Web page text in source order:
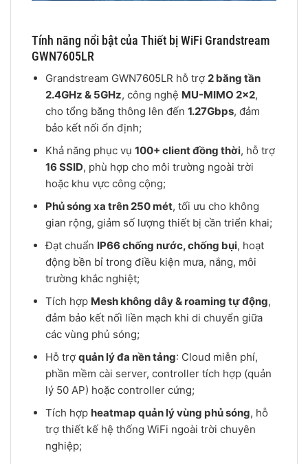
Tính năng nổi bật của Thiết bị WiFi Grandstream
GWN7605LR
Grandstream GWN7605LR hỗ trợ 2 băng tần
2.4GHz & 5GHz, công nghệ MU-MIMO 2×2,
cho tổng băng thông lên đến 1.27Gbps, đảm
bảo kết nối ổn định;
Khả năng phục vụ 100+ client đồng thời, hỗ trợ
16 SSID, phù hợp cho môi trường ngoài trời
hoặc khu vực công cộng;
Phủ sóng xa trên 250 mét, tối ưu cho không
gian rộng, giảm số lượng thiết bị cần triển khai;
Đạt chuẩn IP66 chống nước, chống bụi, hoạt
động bền bỉ trong điều kiện mưa, nắng, môi
trường khắc nghiệt;
Tích hợp Mesh không dây & roaming tự động,
đảm bảo kết nối liền mạch khi di chuyển giữa
các vùng phủ sóng;
Hỗ trợ quản lý đa nền tảng: Cloud miễn phí,
phần mềm cài server, controller tích hợp (quản
lý 50 AP) hoặc controller cứng;
Tích hợp heatmap quản lý vùng phủ sóng, hỗ
trợ thiết kế hệ thống WiFi ngoài trời chuyên
nghiệp;